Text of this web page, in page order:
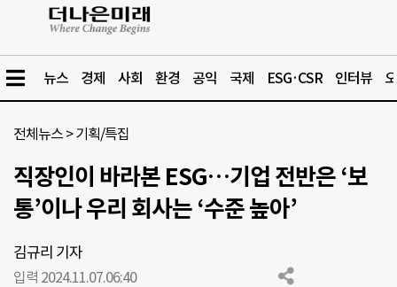
뉴스 경제 사회 환경 공익 국제 ESG·CSR 인터뷰
전체뉴스 >기획/특집
직장인이 바라본 ESG…기업 전반은 ‘보
통’이나 우리 회사는 ‘수준 높아’
김규리 기자
입력 2024.11.07.06:40